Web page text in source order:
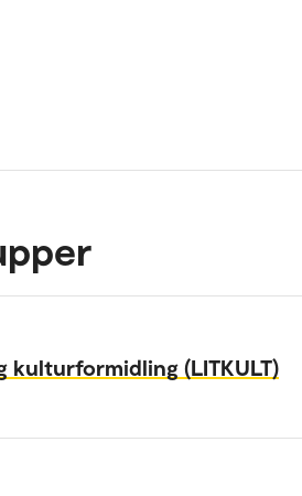
kulturformidling (LITKULT)